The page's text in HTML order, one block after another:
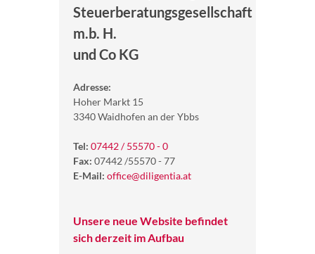
Steuerberatungsgesellschaft
m.b. H.
und Co KG
Adresse:
Hoher Markt 15
3340 Waidhofen an der Ybbs
Tel: 07442 / 55570 - 0
Fax: 07442 /55570 - 77
E-Mail: office@diligentia.at
Unsere neue Website befindet
sich derzeit im Aufbau